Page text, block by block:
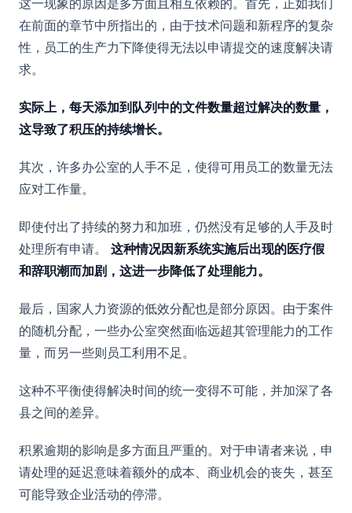
这一现象的原因是多方面且相互依赖的。首先，正如我们
在前面的章节中所指出的，由于技术问题和新程序的复杂
性，员工的生产力下降使得无法以申请提交的速度解决请
求。
实际上，每天添加到队列中的文件数量超过解决的数量，
这导致了积压的持续增长。
其次，许多办公室的人手不足，使得可用员工的数量无法
应对工作量。
即使付出了持续的努力和加班，仍然没有足够的人手及时
处理所有申请。 这种情况因新系统实施后出现的医疗假
和辞职潮而加剧，这进一步降低了处理能力。
最后，国家人力资源的低效分配也是部分原因。由于案件
的随机分配，一些办公室突然面临远超其管理能力的工作
量，而另一些则员工利用不足。
这种不平衡使得解决时间的统一变得不可能，并加深了各
县之间的差异。
积累逾期的影响是多方面且严重的。对于申请者来说，申
请处理的延迟意味着额外的成本、商业机会的丧失，甚至
可能导致企业活动的停滞。